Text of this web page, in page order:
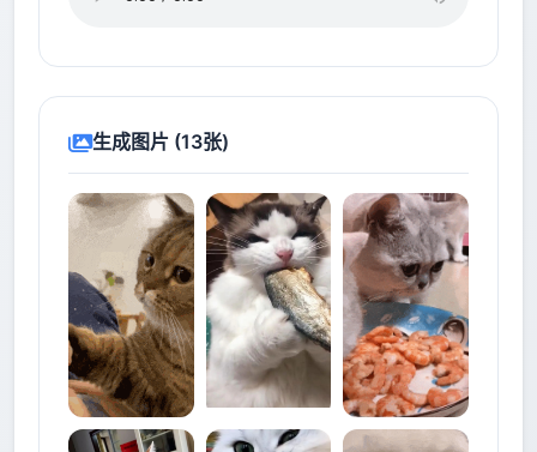
生成图片 (13张)